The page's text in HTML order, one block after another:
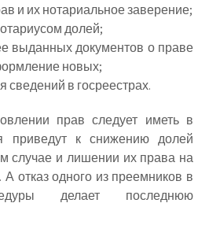
и их нотариальное заверение;
долей;
выданных документов о праве
новых;
сведений в госреестрах.
прав следует иметь в
приведут к снижению долей
случае и лишении их права на
отказ одного из преемников в
делает последнюю